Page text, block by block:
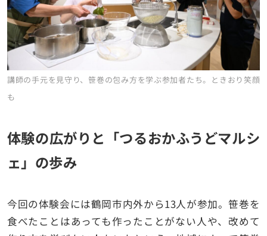
講師の手元を見守り、笹巻の包み方を学ぶ参加者たち。ときおり笑顔
も
体験の広がりと「つるおかふうどマルシ
ェ」の歩み
今回の体験会には鶴岡市内外から13人が参加。笹巻を
食べたことはあっても作ったことがない人や、改めて